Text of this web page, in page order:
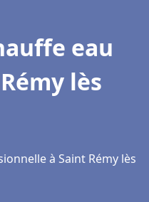
eau
lès
à Saint Rémy lès